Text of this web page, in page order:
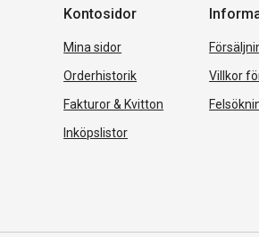
Kontosidor
Mina sidor
Orderhistorik
Fakturor & Kvitton
Inköpslistor
Villkor